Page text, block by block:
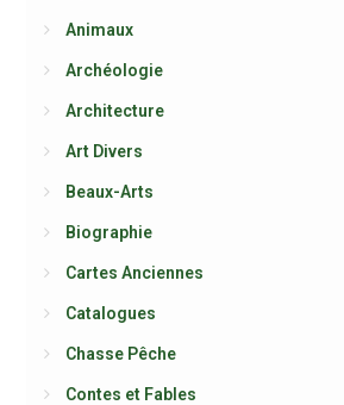
Animaux
Archéologie
Architecture
Art Divers
Beaux-Arts
Biographie
Cartes Anciennes
Catalogues
Chasse Pêche
Contes et Fables